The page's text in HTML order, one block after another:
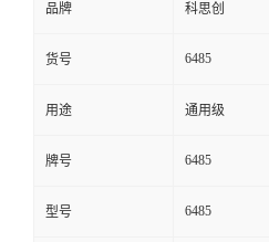
品牌 科思创
货号 6485
用途 通用级
牌号 6485
型号 6485